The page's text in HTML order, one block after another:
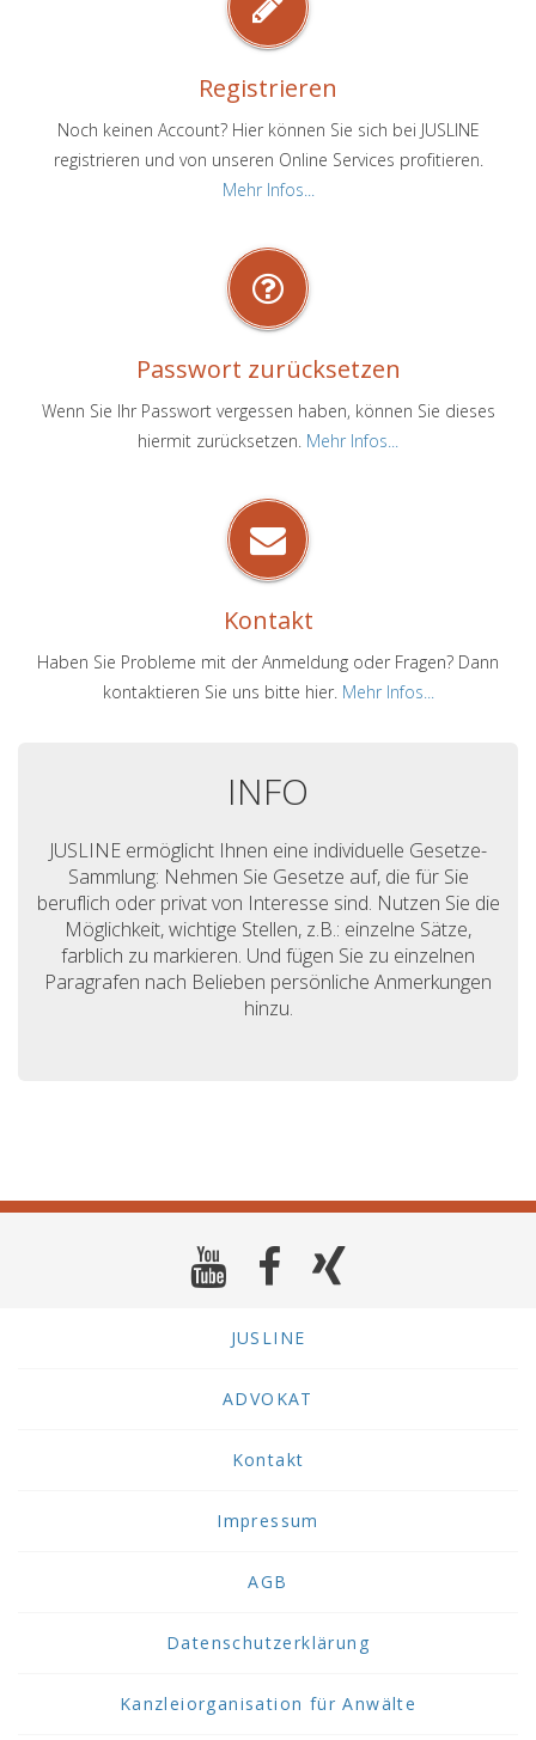
Registrieren
Noch keinen Account? Hier können Sie sich bei JUSLINE
registrieren und von unseren Online Services profitieren.
Mehr Infos...
Passwort zurücksetzen
Wenn Sie Ihr Passwort vergessen haben, können Sie dieses
hiermit zurücksetzen. Mehr Infos...
Kontakt
Haben Sie Probleme mit der Anmeldung oder Fragen? Dann
kontaktieren Sie uns bitte hier. Mehr Infos...
INFO
JUSLINE ermöglicht Ihnen eine individuelle Gesetze-
Sammlung: Nehmen Sie Gesetze auf, die für Sie
beruflich oder privat von Interesse sind. Nutzen Sie die
Möglichkeit, wichtige Stellen, z.B.: einzelne Sätze,
farblich zu markieren. Und fügen Sie zu einzelnen
Paragrafen nach Belieben persönliche Anmerkungen
hinzu.
JUSLINE
ADVOKAT
Kontakt
Impressum
AGB
Datenschutzerklärung
Kanzleiorganisation für Anwälte